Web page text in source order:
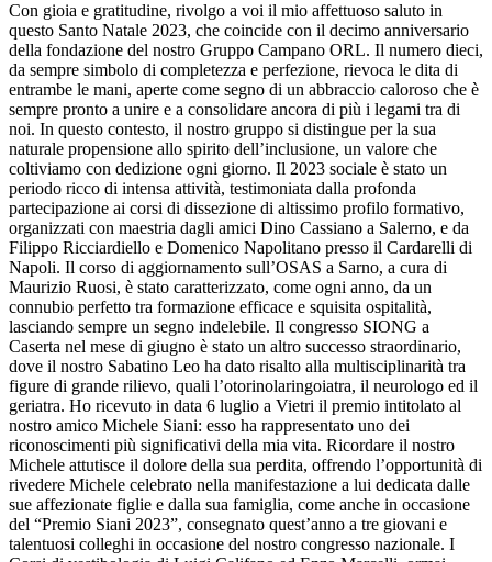
Con gioia e gratitudine, rivolgo a voi il mio affettuoso saluto in
questo Santo Natale 2023, che coincide con il decimo anniversario
della fondazione del nostro Gruppo Campano ORL. Il numero dieci,
da sempre simbolo di completezza e perfezione, rievoca le dita di
entrambe le mani, aperte come segno di un abbraccio caloroso che è
sempre pronto a unire e a consolidare ancora di più i legami tra di
noi. In questo contesto, il nostro gruppo si distingue per la sua
naturale propensione allo spirito dell’inclusione, un valore che
coltiviamo con dedizione ogni giorno. Il 2023 sociale è stato un
periodo ricco di intensa attività, testimoniata dalla profonda
partecipazione ai corsi di dissezione di altissimo profilo formativo,
organizzati con maestria dagli amici Dino Cassiano a Salerno, e da
Filippo Ricciardiello e Domenico Napolitano presso il Cardarelli di
Napoli. Il corso di aggiornamento sull’OSAS a Sarno, a cura di
Maurizio Ruosi, è stato caratterizzato, come ogni anno, da un
connubio perfetto tra formazione efficace e squisita ospitalità,
lasciando sempre un segno indelebile. Il congresso SIONG a
Caserta nel mese di giugno è stato un altro successo straordinario,
dove il nostro Sabatino Leo ha dato risalto alla multisciplinarità tra
figure di grande rilievo, quali l’otorinolaringoiatra, il neurologo ed il
geriatra. Ho ricevuto in data 6 luglio a Vietri il premio intitolato al
nostro amico Michele Siani: esso ha rappresentato uno dei
riconoscimenti più significativi della mia vita. Ricordare il nostro
Michele attutisce il dolore della sua perdita, offrendo l’opportunità di
rivedere Michele celebrato nella manifestazione a lui dedicata dalle
sue affezionate figlie e dalla sua famiglia, come anche in occasione
del “Premio Siani 2023”, consegnato quest’anno a tre giovani e
talentuosi colleghi in occasione del nostro congresso nazionale. I